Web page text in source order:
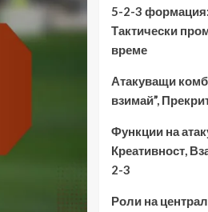
5-2-3 формация:
Тактически
време
Атакуващи
взимай”,
Функции на
Креативност,
2-3
Роли на